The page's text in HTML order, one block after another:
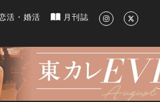
ルメ、洗練されたライフスタイル情報
活・婚活 月刊誌